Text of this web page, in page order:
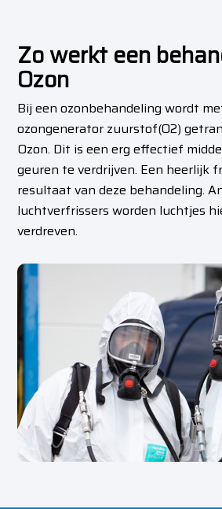
Zo werkt een
Ozon
Bij een ozonbehandeling wordt
ozongenerator zuurstof(O2)
Ozon. Dit is een erg effectief
geuren te verdrijven. Een heerlijk
resultaat van deze behandeling.
luchtverfrissers worden luchtjes
verdreven.